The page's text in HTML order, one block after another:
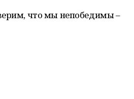
что мы непобедимы –